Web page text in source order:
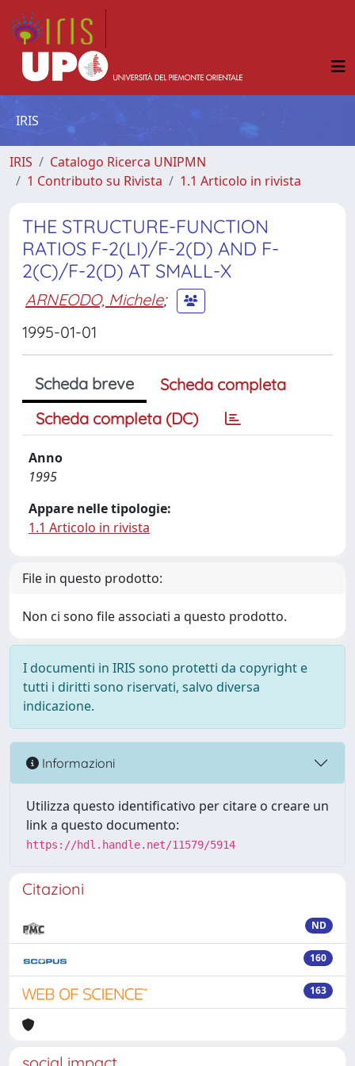
IRIS
IRIS
Catalogo Ricerca UNIPMN
1 Contributo su Rivista
1.1 Articolo in rivista
THE STRUCTURE-FUNCTION
RATIOS F-2(LI)/F-2(D) AND F-
2(C)/F-2(D) AT SMALL-X
ARNEODO, Michele;
1995-01-01
Scheda breve
Scheda completa
Scheda completa (DC)
Anno
1995
Appare nelle tipologie:
1.1 Articolo in rivista
File in questo prodotto:
Non ci sono file associati a questo prodotto.
I documenti in IRIS sono protetti da copyright e
tutti i diritti sono riservati, salvo diversa
indicazione.
Informazioni
Utilizza questo identificativo per citare o creare un
link a questo documento:
https://hdl.handle.net/11579/5914
Citazioni
ND
160
163